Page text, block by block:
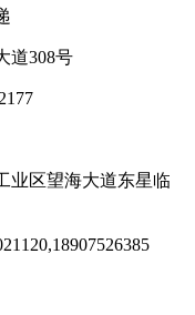
308号
区望海大道东星临